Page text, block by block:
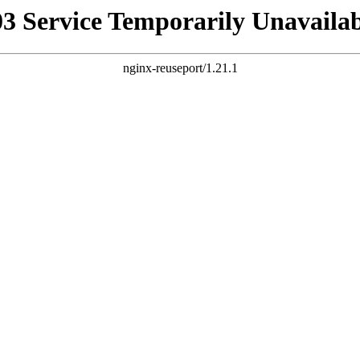
Service Temporarily
nginx-reuseport/1.21.1